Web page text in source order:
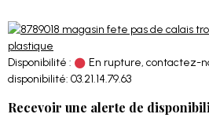
Disponibilité :
En rupture, contactez-
disponibilité: 03.21.14.79.63
Recevoir une alerte de